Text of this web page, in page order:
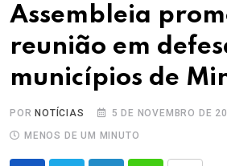
Assembleia
reunião em
municípios de
POR NOTÍCIAS
5 DE NOVEMBRO DE
MENOS DE UM MINUTO